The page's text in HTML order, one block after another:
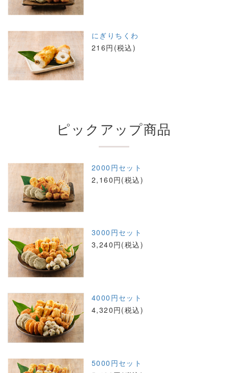
にぎりちくわ
216円(税込)
ピックアップ商品
2000円セット
2,160円(税込)
3000円セット
3,240円(税込)
4000円セット
4,320円(税込)
5000円セット